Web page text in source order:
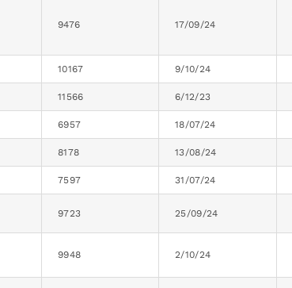
9476 17/09/24
10167 9/10/24
11566 6/12/23
6957 18/07/24
8178 13/08/24
7597 31/07/24
9723 25/09/24
9948 2/10/24